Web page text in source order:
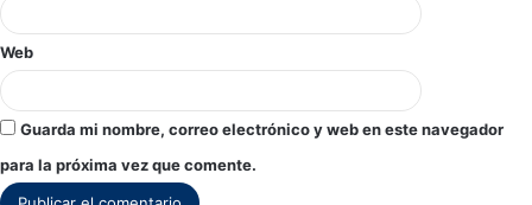
Web
Guarda mi nombre, correo electrónico y web en este navegador
para la próxima vez que comente.